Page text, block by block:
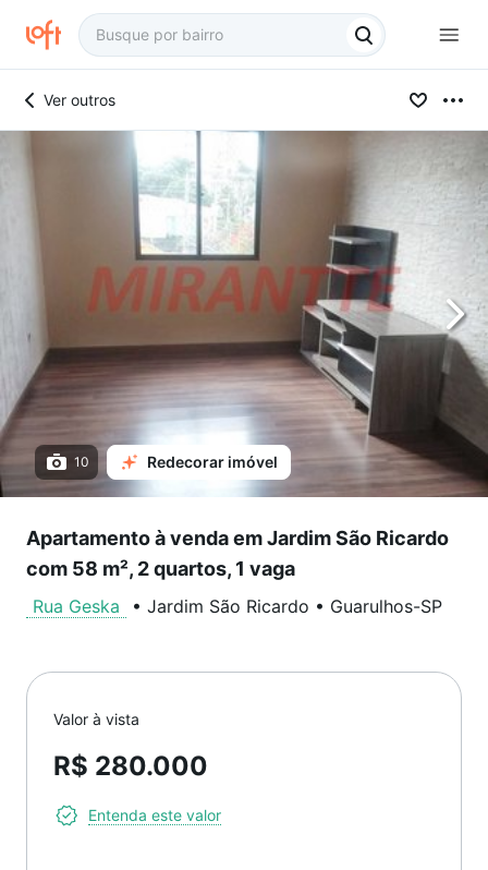
Ver outros
10 Redecorar imóvel
Apartamento à venda em Jardim São Ricardo
com 58 m², 2 quartos, 1 vaga
Rua Geska • Jardim São Ricardo • Guarulhos-SP
Valor à vista
R$ 280.000
Entenda este valor